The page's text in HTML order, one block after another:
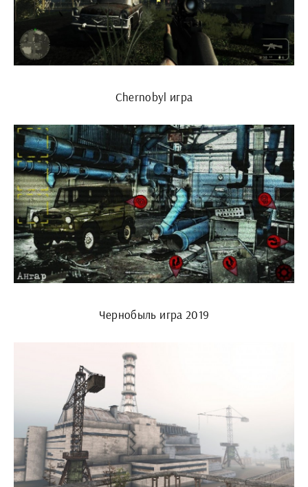
Chernobyl игра
Чернобыль игра 2019